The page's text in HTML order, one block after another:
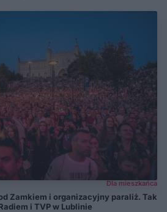
Dla mieszkańca
Zamkiem i organizacyjny paraliż. Tak
i TVP w Lublinie